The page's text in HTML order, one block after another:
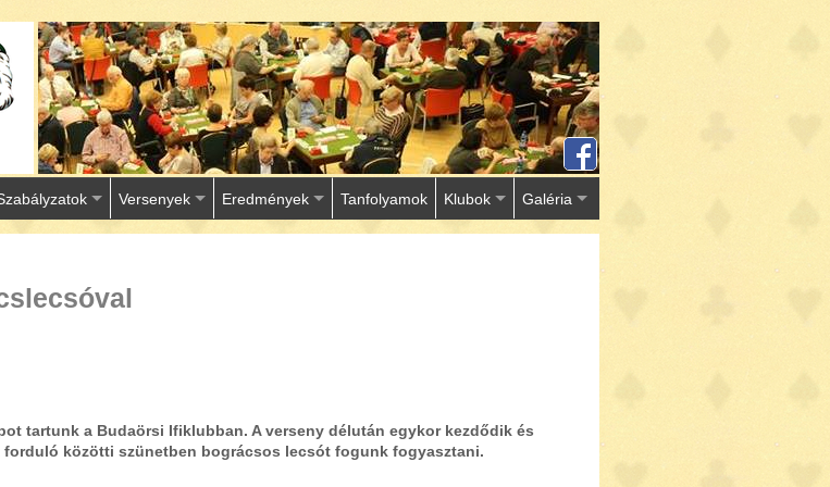
Versenyek Eredmények Tanfolyamok Klubok Galéria
tartunk a Budaörsi Ifiklubban. A verseny délután egykor kezdődik és
közötti szünetben bográcsos lecsót fogunk fogyasztani.